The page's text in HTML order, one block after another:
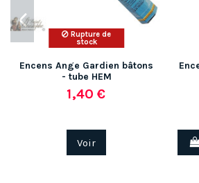
Rupture de
stock
Encens Ange Gardien bâtons
- tube HEM
1,40 €
Voir